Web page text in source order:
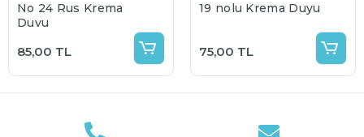
No 24 Rus Krema
Duyu
85,00 TL
19 nolu Krema Duyu
75,00 TL